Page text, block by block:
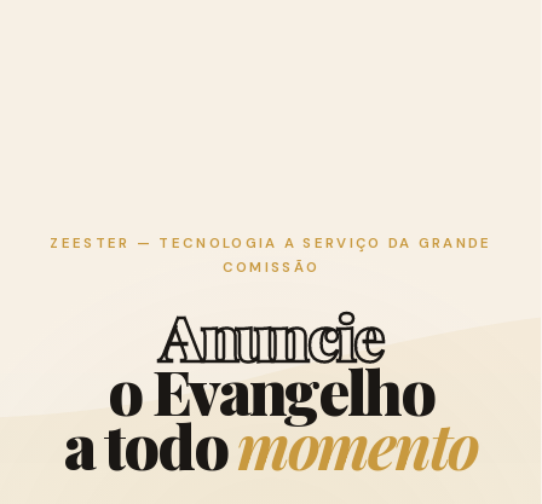
ZEESTER — TECNOLOGIA A SERVIÇO DA GRANDE
COMISSÃO
Anuncie
oEvangelho
atodomomento